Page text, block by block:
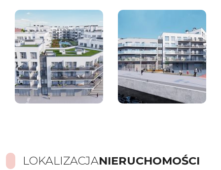
LOKALIZACJANIERUCHOMOŚCI